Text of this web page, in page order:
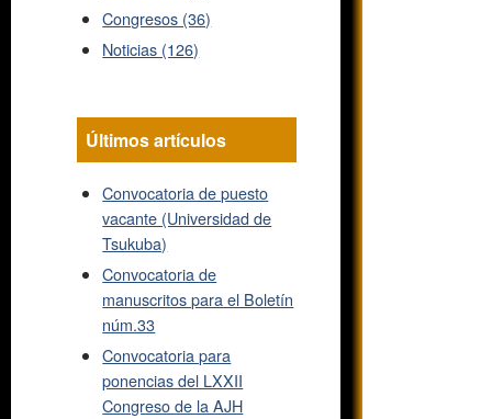
Congresos (36)
Noticias (126)
Últimos artículos
Convocatoria de puesto
vacante (Universidad de
Tsukuba)
Convocatoria de
manuscritos para el Boletín
núm.33
Convocatoria para
ponencias del LXXII
Congreso de la AJH